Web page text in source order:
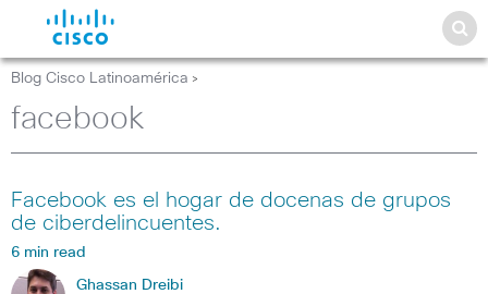
Blog Cisco Latinoamérica >
facebook
Facebook es el hogar de docenas de grupos
de ciberdelincuentes.
6 min read
Ghassan Dreibi